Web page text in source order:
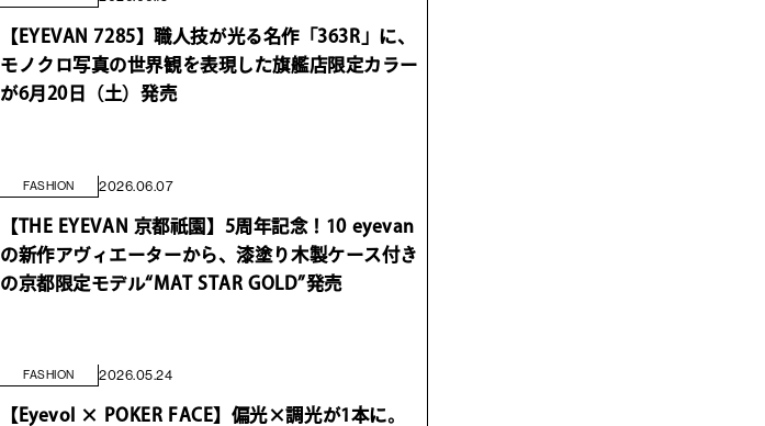
【EYEVAN 7285】職人技が光る名作「363R」に、
モノクロ写真の世界観を表現した旗艦店限定カラー
が6月20日（土）発売
FASHION 2026.06.07
【THE EYEVAN 京都祇園】5周年記念！10 eyevan
の新作アヴィエーターから、漆塗り木製ケース付き
の京都限定モデル“MAT STAR GOLD”発売
FASHION 2026.05.24
【Eyevol × POKER FACE】偏光×調光が1本に。